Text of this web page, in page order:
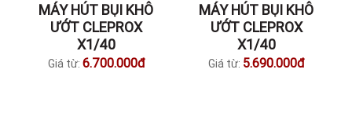
MÁY HÚT BỤI KHÔ
ƯỚT CLEPROX
X1/40
Giá từ: 6.700.000đ
MÁY HÚT BỤI KHÔ
ƯỚT CLEPROX
X1/40
Giá từ: 5.690.000đ